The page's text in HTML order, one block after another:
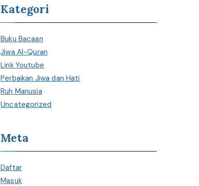
Kategori
Buku Bacaan
Jiwa Al-Quran
Link Youtube
Perbaikan Jiwa dan Hati
Ruh Manusia
Uncategorized
Meta
Daftar
Masuk